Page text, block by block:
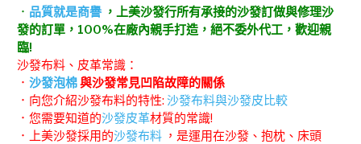
． 品質就是商譽，上美沙發行所有承接的沙發訂做與修理沙
發的訂單，100%在廠內親手打造，絕不委外代工，歡迎親
臨!
沙發布料、皮革常識：
． 沙發泡棉與沙發常見凹陷故障的關係
．向您介紹沙發布料的特性: 沙發布料與沙發皮比較
．您需要知道的沙發皮革材質的常識!
．上美沙發採用的沙發布料 ，是運用在沙發、抱枕、床頭